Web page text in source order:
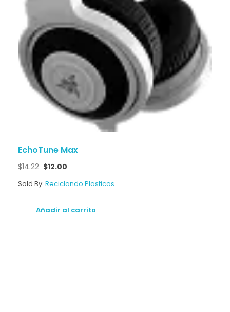
EchoTune Max
$14.22 $12.00
Sold By: Reciclando Plasticos
Añadir al carrito